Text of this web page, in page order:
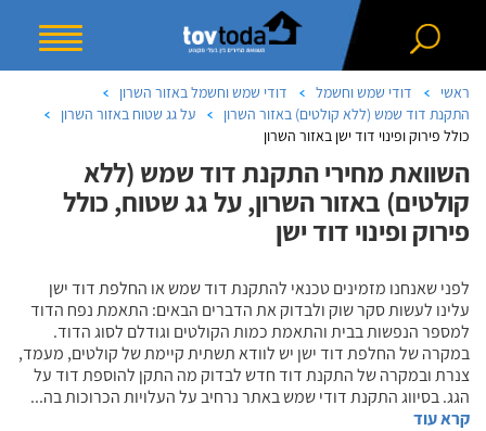
ראשי דודי שמש וחשמל
דודי שמש וחשמל באזור השרון
התקנת דוד שמש (ללא קולטים) באזור השרון
על גג שטוח באזור השרון
כולל פירוק ופינוי דוד ישן באזור השרון
השוואת מחירי התקנת דוד שמש (ללא
קולטים) באזור השרון, על גג שטוח, כולל
פירוק ופינוי דוד ישן
לפני שאנחנו מזמינים טכנאי להתקנת דוד שמש או החלפת דוד ישן
עלינו לעשות סקר שוק ולבדוק את הדברים הבאים: התאמת נפח הדוד
למספר הנפשות בבית והתאמת כמות הקולטים וגודלם לסוג הדוד.
במקרה של החלפת דוד ישן יש לוודא תשתית קיימת של קולטים, מעמד,
צנרת ובמקרה של התקנת דוד חדש לבדוק מה התקן להוספת דוד על
הגג. בסיווג התקנת דודי שמש באתר נרחיב על העלויות הכרוכות בה...
קרא עוד